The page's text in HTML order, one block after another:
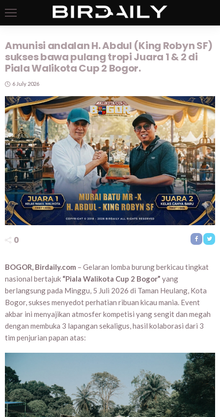
Amunisi andalan H. Abdul (King Robyn SF)
sukses bawa pulang tropi Juara 1 & 2 di
Piala Walikota Cup 2 Bogor.
6 July 2026
0
BOGOR, Birdaily.com – Gelaran lomba burung berkicau tingkat
nasional bertajuk “Piala Walikota Cup 2 Bogor” yang
berlangsung pada Minggu, 5 Juli 2026 di Taman Heulang, Kota
Bogor, sukses menyedot perhatian ribuan kicau mania. Event
akbar ini menyajikan atmosfer kompetisi yang sengit dan megah
dengan membuka 3 lapangan sekaligus, hasil kolaborasi dari 3
tim penjurian papan atas: